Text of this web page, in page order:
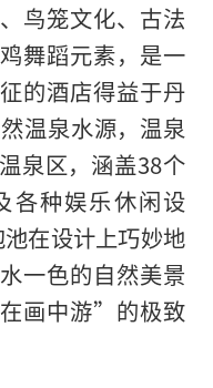
鸟笼文化、古法
舞蹈元素，是一
的酒店得益于丹
温泉水源，温泉
泉区，涵盖38个
各种娱乐休闲设
在设计上巧妙地
一色的自然美景
画中游”的极致